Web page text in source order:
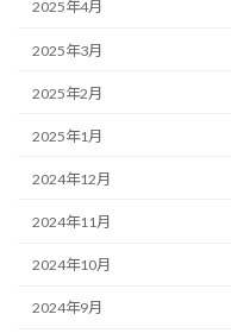
2025年4月
2025年3月
2025年2月
2025年1月
2024年12月
2024年11月
2024年10月
2024年9月